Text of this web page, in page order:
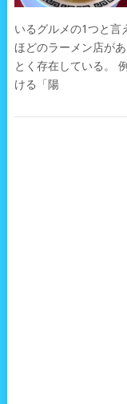
いるグルメの1つと言
ほどのラーメン店が
とく存在している。
ける「陽